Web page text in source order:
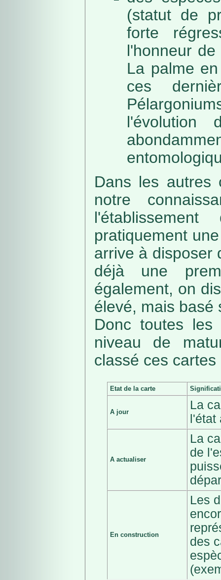
(statut de
forte
l'honneur
La palme
ces
l'évolution
Dans les autres
notre
pratiquement
arrive à disposer
déjà une
également, on
élevé, mais basé
Donc toutes
niveau de
classé ces
Etat de la carte
A jour
La
A actualiser
La
de
En construction
Les
des